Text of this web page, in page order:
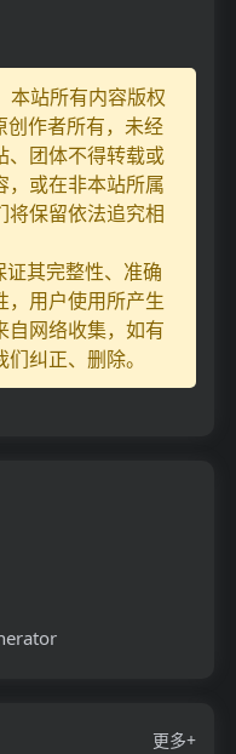
本站所有内容版权
创作者所有，未经
、团体不得转载或
，或在非本站所属
将保留依法追究相
证其完整性、准确
，用户使用所产生
自网络收集，如有
纠正、删除。
更多+